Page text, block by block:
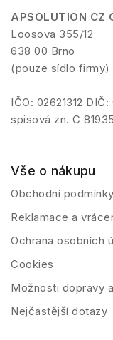
APSOLUTION CZ
Loosova 355/12
638 00 Brno
(pouze sídlo firmy)
IČO: 02621312 DIČ:
spisová zn. C
Vše o nákupu
Obchodní podmínky
Reklamace a
Ochrana osobních
Cookies
Možnosti dopravy
Nejčastější dotazy